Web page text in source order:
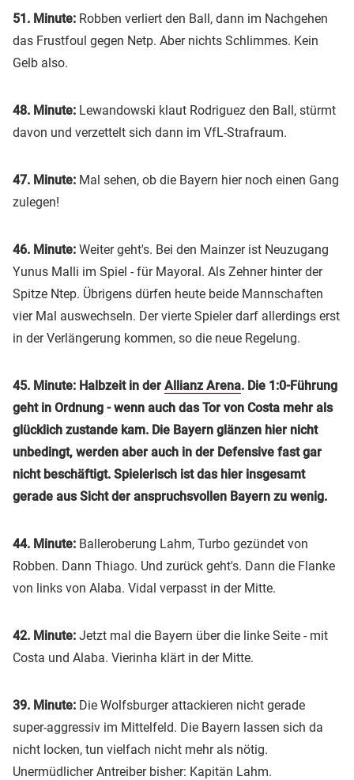
51. Minute: Robben verliert den Ball, dann im Nachgehen
das Frustfoul gegen Netp. Aber nichts Schlimmes. Kein
Gelb also.
48. Minute: Lewandowski klaut Rodriguez den Ball, stürmt
davon und verzettelt sich dann im VfL-Strafraum.
47. Minute: Mal sehen, ob die Bayern hier noch einen Gang
zulegen!
46. Minute: Weiter geht's. Bei den Mainzer ist Neuzugang
Yunus Malli im Spiel - für Mayoral. Als Zehner hinter der
Spitze Ntep. Übrigens dürfen heute beide Mannschaften
vier Mal auswechseln. Der vierte Spieler darf allerdings erst
in der Verlängerung kommen, so die neue Regelung.
45. Minute: Halbzeit in der Allianz Arena. Die 1:0-Führung
geht in Ordnung - wenn auch das Tor von Costa mehr als
glücklich zustande kam. Die Bayern glänzen hier nicht
unbedingt, werden aber auch in der Defensive fast gar
nicht beschäftigt. Spielerisch ist das hier insgesamt
gerade aus Sicht der anspruchsvollen Bayern zu wenig.
44. Minute: Balleroberung Lahm, Turbo gezündet von
Robben. Dann Thiago. Und zurück geht's. Dann die Flanke
von links von Alaba. Vidal verpasst in der Mitte.
42. Minute: Jetzt mal die Bayern über die linke Seite - mit
Costa und Alaba. Vierinha klärt in der Mitte.
39. Minute: Die Wolfsburger attackieren nicht gerade
super-aggressiv im Mittelfeld. Die Bayern lassen sich da
nicht locken, tun vielfach nicht mehr als nötig.
Unermüdlicher Antreiber bisher: Kapitän Lahm.